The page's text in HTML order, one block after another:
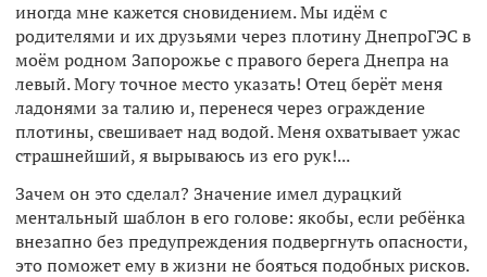
иногда мне кажется сновидением. Мы идём с
родителями и их друзьями через плотину ДнепроГЭС в
моём родном Запорожье с правого берега Днепра на
левый. Могу точное место указать! Отец берёт меня
ладонями за талию и, перенеся через ограждение
плотины, свешивает над водой. Меня охватывает ужас
страшнейший, я вырываюсь из его рук!...
Зачем он это сделал? Значение имел дурацкий
ментальный шаблон в его голове: якобы, если ребёнка
внезапно без предупреждения подвергнуть опасности,
это поможет ему в жизни не бояться подобных рисков.